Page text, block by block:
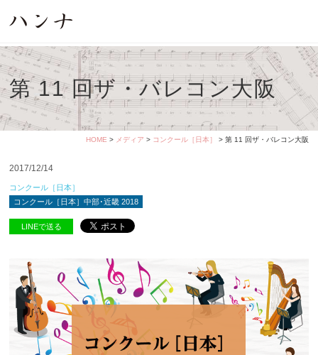
第 11 回ザ・バレコン大阪
HOME > メディア > コンクール［日本］ > 第 11 回ザ・バレコン大阪
2017/12/14
コンクール［日本］
コンクール［日本］中部･近畿 2018
LINEで送る